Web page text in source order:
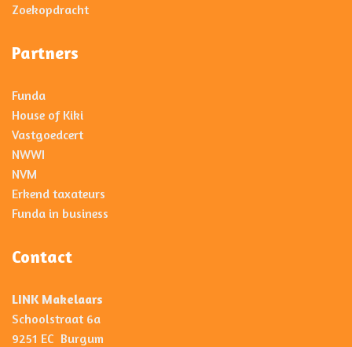
Zoekopdracht
Partners
Funda
House of Kiki
Vastgoedcert
NWWI
NVM
Erkend taxateurs
Funda in business
Contact
LINK Makelaars
Schoolstraat 6a
9251 EC Burgum